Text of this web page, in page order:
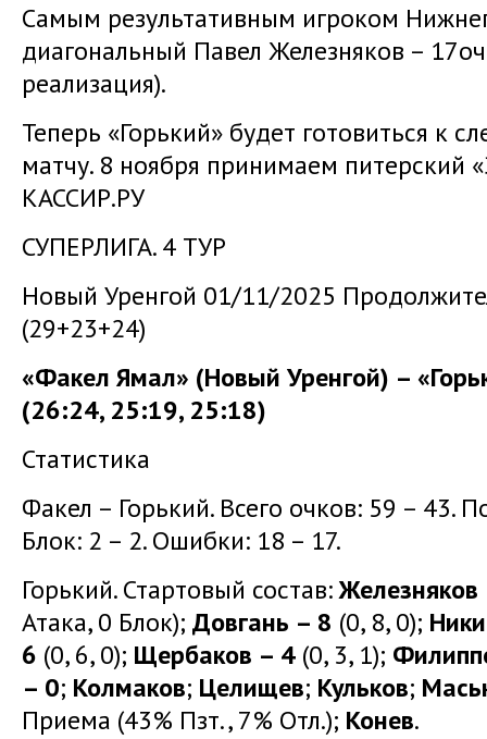
Самым результативным игроком
диагональный Павел Железняков –
реализация).
Теперь «Горький» будет готовиться к
матчу. 8 ноября принимаем питерский
КАССИР.РУ
СУПЕРЛИГА. 4 ТУР
Новый Уренгой 01/11/2025
(29+23+24)
«Факел Ямал» (Новый Уренгой) –
(26:24, 25:19, 25:18)
Статистика
Факел – Горький. Всего очков: 59 – 43.
Блок: 2 – 2. Ошибки: 18 – 17.
Горький. Стартовый состав:
Атака, 0 Блок); Довгань – 8 (0, 8, 0);
6 (0, 6, 0); Щербаков – 4 (0, 3, 1);
– 0; Колмаков; Целищев; Кульков;
Приема (43% Пзт., 7% Отл.); Конев.